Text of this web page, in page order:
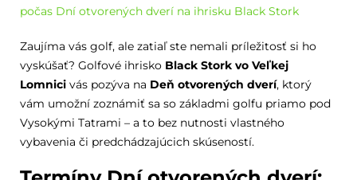
počas Dní otvorených dverí na ihrisku Black Stork
Zaujíma vás golf, ale zatiaľ ste nemali príležitosť si ho
vyskúšať? Golfové ihrisko Black Stork vo Veľkej
Lomnicivás pozýva na Deň otvorených dverí, ktorý
vám umožní zoznámiť sa so základmi golfu priamo pod
Vysokými Tatrami – a to bez nutnosti vlastného
vybavenia či predchádzajúcich skúseností.